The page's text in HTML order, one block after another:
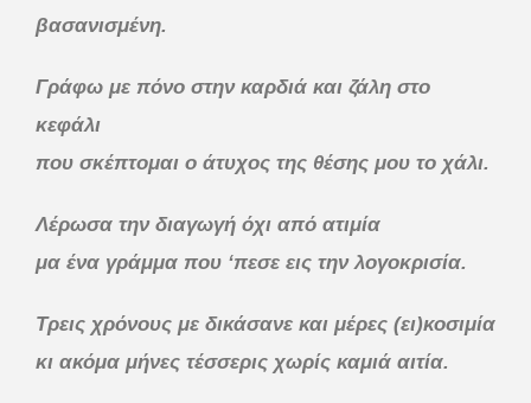
βασανισμένη.
Γράφω με πόνο στην καρδιά και ζάλη στο
κεφάλι
που σκέπτομαι ο άτυχος της θέσης μου το χάλι.
Λέρωσα την διαγωγή όχι από ατιμία
μα ένα γράμμα που ‘πεσε εις την λογοκρισία.
Τρεις χρόνους με δικάσανε και μέρες (ει)κοσιμία
κι ακόμα μήνες τέσσερις χωρίς καμιά αιτία.